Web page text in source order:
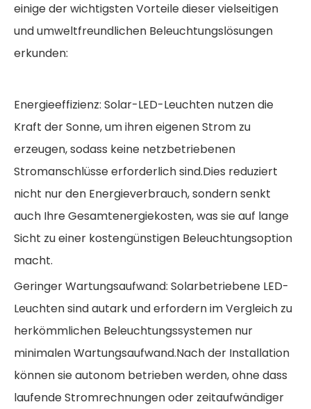
einige der wichtigsten Vorteile dieser vielseitigen
und umweltfreundlichen Beleuchtungslösungen
erkunden:
Energieeffizienz: Solar-LED-Leuchten nutzen die
Kraft der Sonne, um ihren eigenen Strom zu
erzeugen, sodass keine netzbetriebenen
Stromanschlüsse erforderlich sind.Dies reduziert
nicht nur den Energieverbrauch, sondern senkt
auch Ihre Gesamtenergiekosten, was sie auf lange
Sicht zu einer kostengünstigen Beleuchtungsoption
macht.
Geringer Wartungsaufwand: Solarbetriebene LED-
Leuchten sind autark und erfordern im Vergleich zu
herkömmlichen Beleuchtungssystemen nur
minimalen Wartungsaufwand.Nach der Installation
können sie autonom betrieben werden, ohne dass
laufende Stromrechnungen oder zeitaufwändiger